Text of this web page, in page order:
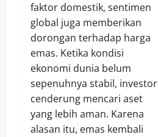
faktor domestik, sentimen
global juga memberikan
dorongan terhadap harga
emas. Ketika kondisi
ekonomi dunia belum
sepenuhnya stabil, investor
cenderung mencari aset
yang lebih aman. Karena
alasan itu, emas kembali